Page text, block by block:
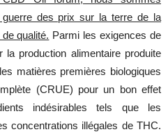
des prix sur la terre de la
qualité. Parmi les exigences de
production alimentaire produite
matières premières biologiques
(CRUE) pour un bon effet
indésirables tels que les
concentrations illégales de THC.